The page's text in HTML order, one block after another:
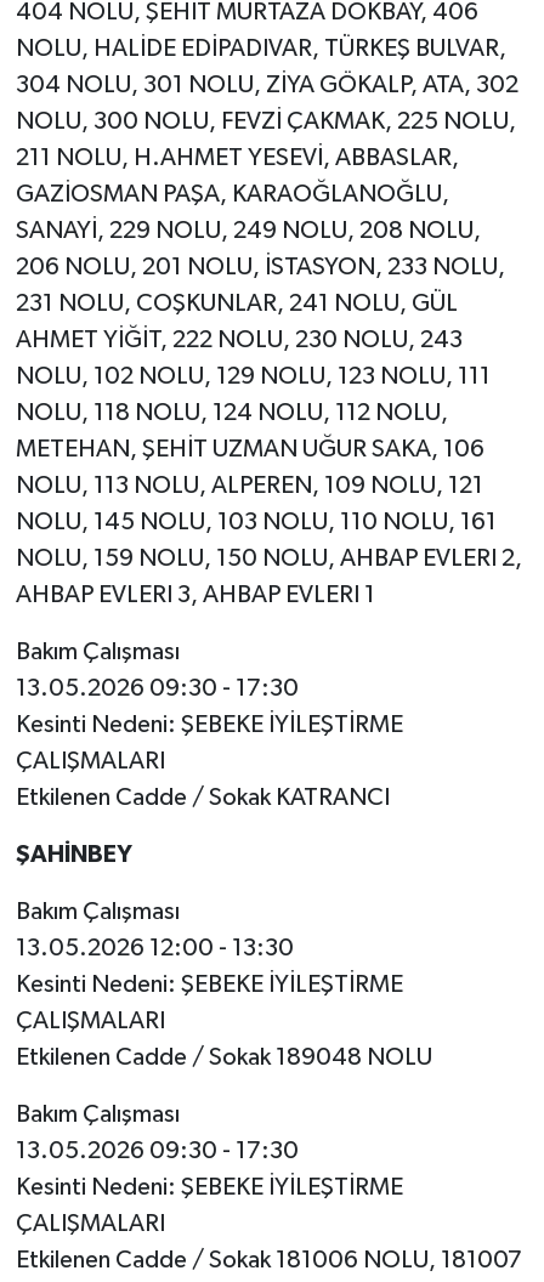
404 NOLU, ŞEHİT MURTAZA DOKBAY, 406
NOLU, HALİDE EDİPADIVAR, TÜRKEŞ BULVAR,
304 NOLU, 301 NOLU, ZİYA GÖKALP, ATA, 302
NOLU, 300 NOLU, FEVZİ ÇAKMAK, 225 NOLU,
211 NOLU, H.AHMET YESEVİ, ABBASLAR,
GAZİOSMAN PAŞA, KARAOĞLANOĞLU,
SANAYİ, 229 NOLU, 249 NOLU, 208 NOLU,
206 NOLU, 201 NOLU, İSTASYON, 233 NOLU,
231 NOLU, COŞKUNLAR, 241 NOLU, GÜL
AHMET YİĞİT, 222 NOLU, 230 NOLU, 243
NOLU, 102 NOLU, 129 NOLU, 123 NOLU, 111
NOLU, 118 NOLU, 124 NOLU, 112 NOLU,
METEHAN, ŞEHİT UZMAN UĞUR SAKA, 106
NOLU, 113 NOLU, ALPEREN, 109 NOLU, 121
NOLU, 145 NOLU, 103 NOLU, 110 NOLU, 161
NOLU, 159 NOLU, 150 NOLU, AHBAP EVLERI 2,
AHBAP EVLERI 3, AHBAP EVLERI 1
Bakım Çalışması
13.05.2026 09:30 - 17:30
Kesinti Nedeni: ŞEBEKE İYİLEŞTİRME
ÇALIŞMALARI
Etkilenen Cadde / Sokak KATRANCI
ŞAHİNBEY
Bakım Çalışması
13.05.2026 12:00 - 13:30
Kesinti Nedeni: ŞEBEKE İYİLEŞTİRME
ÇALIŞMALARI
Etkilenen Cadde / Sokak 189048 NOLU
Bakım Çalışması
13.05.2026 09:30 - 17:30
Kesinti Nedeni: ŞEBEKE İYİLEŞTİRME
ÇALIŞMALARI
Etkilenen Cadde / Sokak 181006 NOLU, 181007